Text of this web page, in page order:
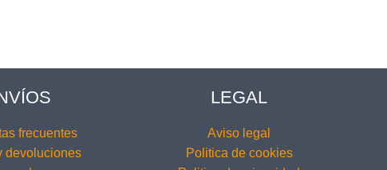
frecuentes
devoluciones
LEGAL
Aviso legal
Politica de cookies